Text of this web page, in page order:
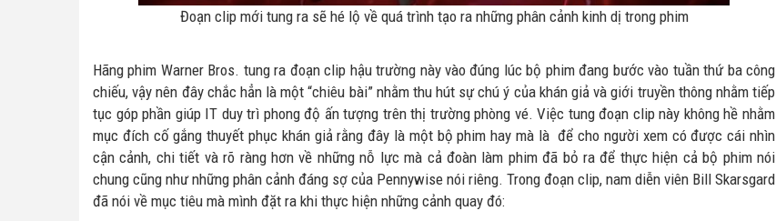
Đoạn clip mới tung ra sẽ hé lộ về quá trình tạo ra những phân cảnh kinh dị trong phim
Hãng phim Warner Bros. tung ra đoạn clip hậu trường này vào đúng lúc bộ phim đang bước vào tuần thứ ba công
chiếu, vậy nên đây chắc hẳn là một “chiêu bài” nhằm thu hút sự chú ý của khán giả và giới truyền thông nhằm tiếp
tục góp phần giúp IT duy trì phong độ ấn tượng trên thị trường phòng vé. Việc tung đoạn clip này không hề nhằm
mục đích cố gắng thuyết phục khán giả rằng đây là một bộ phim hay mà là để cho người xem có được cái nhìn
cận cảnh, chi tiết và rõ ràng hơn về những nỗ lực mà cả đoàn làm phim đã bỏ ra để thực hiện cả bộ phim nói
chung cũng như những phân cảnh đáng sợ của Pennywise nói riêng. Trong đoạn clip, nam diễn viên Bill Skarsgard
đã nói về mục tiêu mà mình đặt ra khi thực hiện những cảnh quay đó: